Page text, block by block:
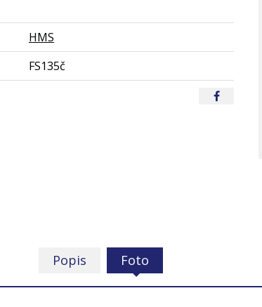
HMS
FS135č
Popis Foto